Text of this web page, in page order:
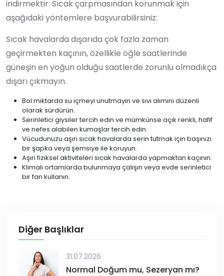
indirmektir. Sıcak çarpmasından korunmak için
aşağıdaki yöntemlere başvurabilirsiniz:
Sıcak havalarda dışarıda çok fazla zaman
geçirmekten kaçının, özellikle öğle saatlerinde
güneşin en yoğun olduğu saatlerde zorunlu olmadıkça
dışarı çıkmayın.
Bol miktarda su içmeyi unutmayın ve sıvı alımını düzenli
olarak sürdürün.
Serinletici giysiler tercih edin ve mümkünse açık renkli, hafif
ve nefes alabilen kumaşlar tercih edin.
Vücudunuzu aşırı sıcak havalarda serin tutmak için başınızı
bir şapka veya şemsiye ile koruyun.
Aşırı fiziksel aktiviteleri sıcak havalarda yapmaktan kaçının.
Klimalı ortamlarda bulunmaya çalışın veya evde serinletici
bir fan kullanın.
Diğer Başlıklar
31.07.2026
Normal Doğum mu, Sezeryan mı?